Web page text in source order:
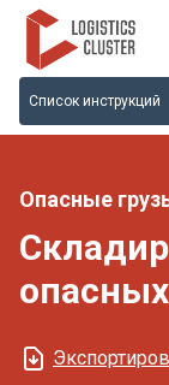
Перейти
основному
содержанию
Опасные